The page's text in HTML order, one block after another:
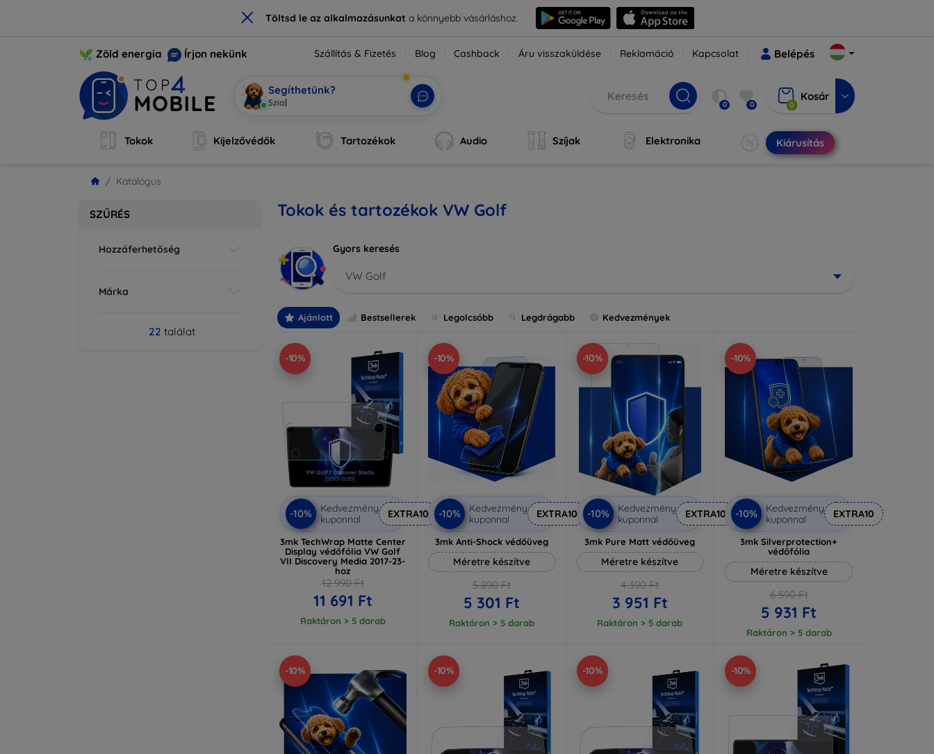
× Töltsd le az alkalmazásunkata könnyebb vásárláshoz.
Zöld energia Írjon nekünk Szállítás & Fizetés Blog Cashback Áru visszaküldése Reklamáció Kapcsolat Belépés
Segíthetünk?
Mobi vagyok, 0 0 0
Kosár
Tokok Kijelzővédők Tartozékok Audio Szíjak Elektronika Kiárusítás
Katalógus
SZŰRÉS
Hozzáferhetőség
Márka
22 találat
Tokok és tartozékok VW Golf
Gyors keresés
VW Golf
Ajánlott Bestsellerek Legolcsóbb Legdrágabb Kedvezmények
-10%
-10%
Kedvezmény
kuponnal
EXTRA10
3mk TechWrap Matte Center
Display védőfólia VW Golf
VII Discovery Media 2017-23-
hoz
12 990 Ft
11 691 Ft
Raktáron > 5 darab
-10%
-10%
Kedvezmény
kuponnal
EXTRA10
3mk Anti-Shock védőüveg
Méretre készítve
5 890 Ft
5 301 Ft
Raktáron > 5 darab
-10%
-10%
Kedvezmény
kuponnal
EXTRA10
3mk Pure Matt védőüveg
Méretre készítve
4 390 Ft
3 951 Ft
Raktáron > 5 darab
-10%
-10%
Kedvezmény
kuponnal
EXTRA10
3mk Silverprotection+
védőfólia
Méretre készítve
6 590 Ft
5 931 Ft
Raktáron > 5 darab
-10% -10% -10% -10%